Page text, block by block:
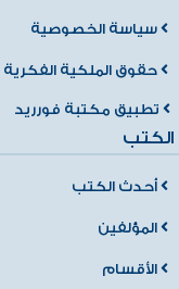
سياسة الخصوصية
حقوق الملكية الفكرية
تطبيق مكتبة فورريد
الكتب
أحدث الكتب
المؤلفين
الأقسام